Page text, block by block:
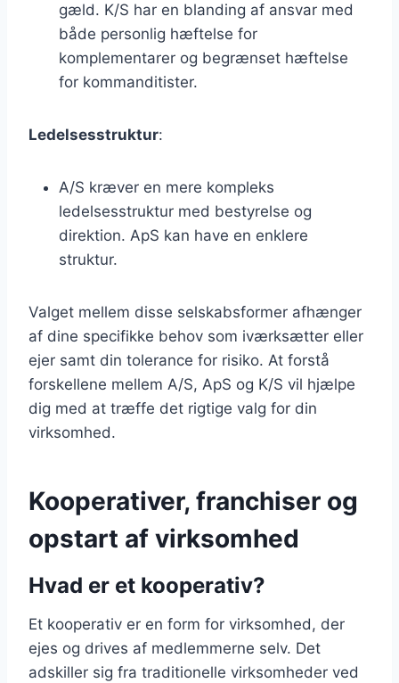
gæld. K/S har en blanding af ansvar med
både personlig hæftelse for
komplementarer og begrænset hæftelse
for kommanditister.
Ledelsesstruktur:
A/S kræver en mere kompleks
ledelsesstruktur med bestyrelse og
direktion. ApS kan have en enklere
struktur.
Valget mellem disse selskabsformer afhænger
af dine specifikke behov som iværksætter eller
ejer samt din tolerance for risiko. At forstå
forskellene mellem A/S, ApS og K/S vil hjælpe
dig med at træffe det rigtige valg for din
virksomhed.
Kooperativer, franchiser og
opstart af virksomhed
Hvad er et kooperativ?
Et kooperativ er en form for virksomhed, der
ejes og drives af medlemmerne selv. Det
adskiller sig fra traditionelle virksomheder ved